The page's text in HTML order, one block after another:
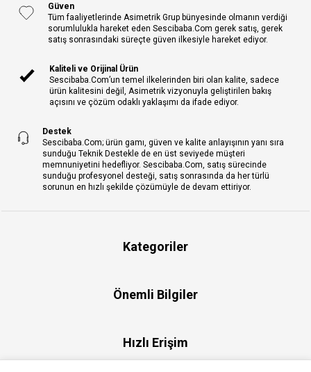
Güven
Tüm faaliyetlerinde Asimetrik Grup bünyesinde olmanın verdiği
sorumlulukla hareket eden Sescibaba.Com gerek satış, gerek
satış sonrasındaki süreçte güven ilkesiyle hareket ediyor.
Kaliteli ve Orijinal Ürün
Sescibaba.Com’un temel ilkelerinden biri olan kalite, sadece
ürün kalitesini değil, Asimetrik vizyonuyla geliştirilen bakış
açısını ve çözüm odaklı yaklaşımı da ifade ediyor.
Destek
Sescibaba.Com; ürün gamı, güven ve kalite anlayışının yanı sıra
sunduğu Teknik Destekle de en üst seviyede müşteri
memnuniyetini hedefliyor. Sescibaba.Com, satış sürecinde
sunduğu profesyonel desteği, satış sonrasında da her türlü
sorunun en hızlı şekilde çözümüyle de devam ettiriyor.
Kategoriler
Önemli Bilgiler
Hızlı Erişim